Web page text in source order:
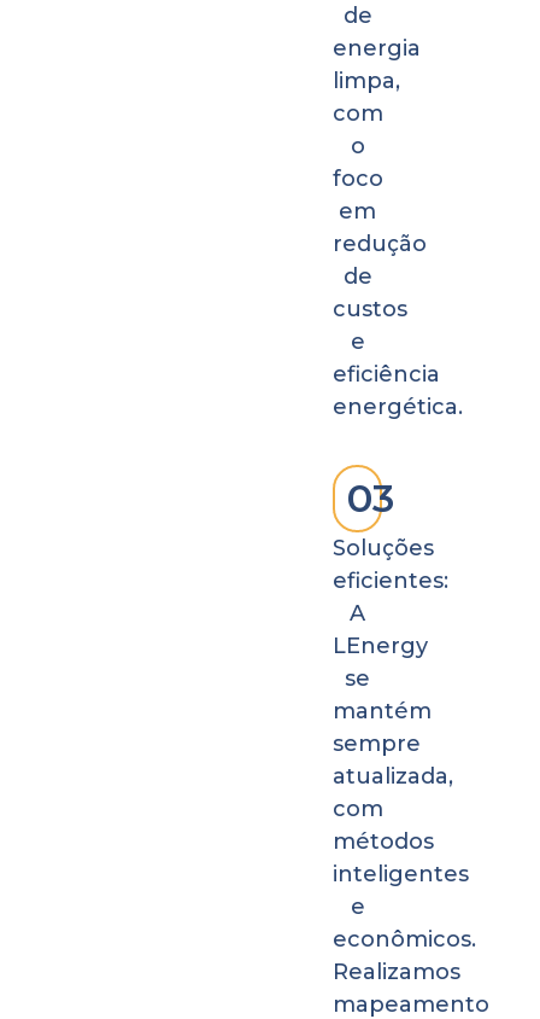
de
energia
limpa,
com
o
foco
em
redução
de
custos
e
eficiência
energética.
03
Soluções
eficientes:
A
LEnergy
se
mantém
sempre
atualizada,
com
métodos
inteligentes
e
econômicos.
Realizamos
mapeamento